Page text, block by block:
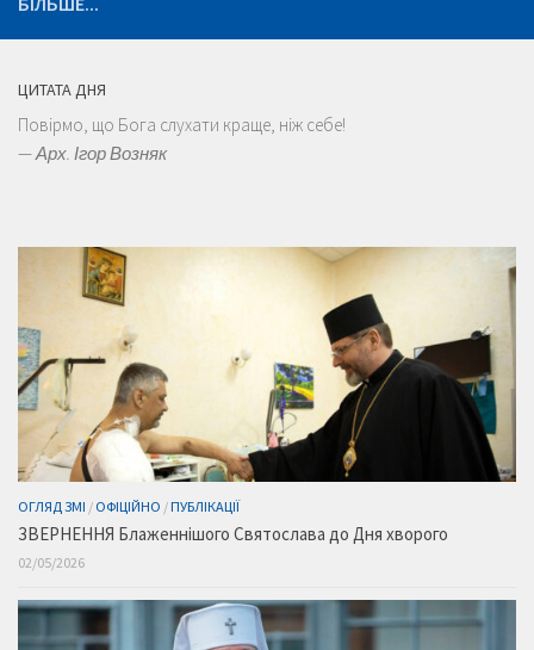
ЦИТАТА ДНЯ
Повірмо, що Бога слухати краще, ніж себе!
—Арх. Ігор Возняк
ОГЛЯД ЗМІ / ОФІЦІЙНО /ПУБЛІКАЦІЇ
ЗВЕРНЕННЯ Блаженнішого Святослава до Дня хворого
02/05/2026